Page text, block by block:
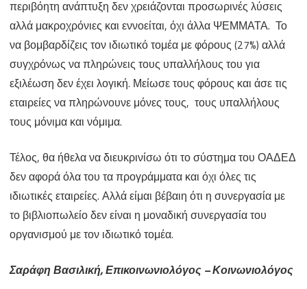
περιβόητη ανάπτυξη δεν χρειάζονται προσωρινές λύσεις
αλλά μακροχρόνιες και εννοείται, όχι άλλα ΨΕΜΜΑΤΑ. Το
να βομβαρδίζεις τον ιδιωτικό τομέα με φόρους (27%) αλλά
συγχρόνως να πληρώνεις τους υπαλλήλους του για
εξιλέωση δεν έχει λογική. Μείωσε τους φόρους και άσε τις
εταιρείες να πληρώνουνε μόνες τους, τους υπαλλήλους
τους μόνιμα και νόμιμα.
Τέλος, θα ήθελα να διευκρινίσω ότι το σύστημα του ΟΑΔΕΔ
δεν αφορά όλα του τα προγράμματα και όχι όλες τις
ιδιωτικές εταιρείες. Αλλά είμαι βέβαιη ότι η συνεργασία με
το βιβλιοπωλείο δεν είναι η μοναδική συνεργασία του
οργανισμού με τον ιδιωτικό τομέα.
Σαράφη Βασιλική, Επικοινωνιολόγος – Κοινωνιολόγος